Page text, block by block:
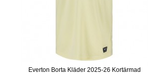
Everton Borta Kläder 2025-26 Kortärmad